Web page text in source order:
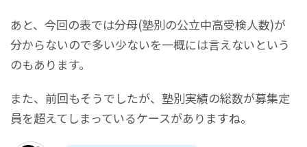
あと、今回の表では分母(塾別の公立中高受検人数)が
分からないので多い少ないを一概には言えないという
のもあります。
また、前回もそうでしたが、塾別実績の総数が募集定
員を超えてしまっているケースがありますね。